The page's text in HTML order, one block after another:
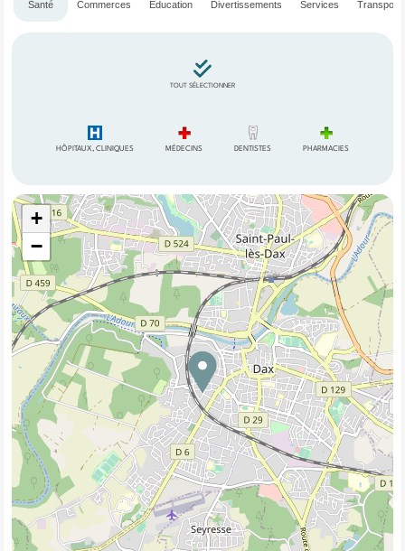
Santé Commerces Éducation Divertissements Services
TOUT SÉLECTIONNER
HÔPITAUX, CLINIQUES MÉDECINS DENTISTES PHARMACIES
+
−